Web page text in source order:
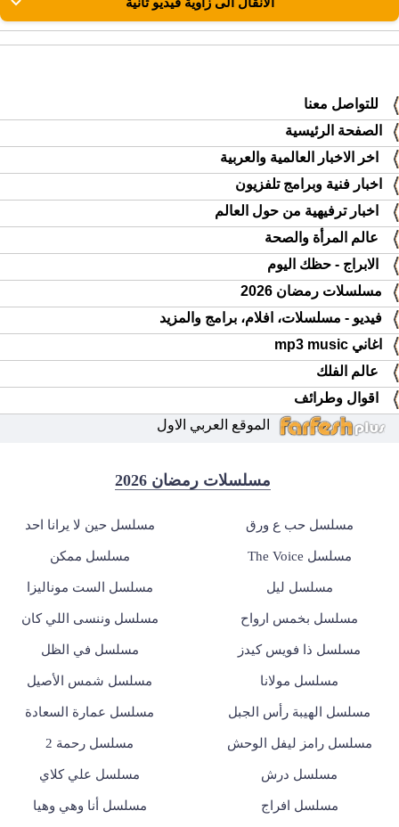
للتواصل معنا
الصفحة الرئيسية
اخر الاخبار العالمية والعربية
اخبار فنية وبرامج تلفزيون
اخبار ترفيهية من حول العالم
عالم المرأة والصحة
الابراج - حظك اليوم
مسلسلات رمضان 2026
فيديو - مسلسلات، افلام، برامج والمزيد
اغاني mp3 music
عالم الفلك
اقوال وطرائف
الموقع العربي الاول
مسلسلات رمضان 2026
مسلسل حب ع ورق مسلسل حين لا يرانا احد
مسلسل The Voice مسلسل ممكن
مسلسل ليل مسلسل الست موناليزا
مسلسل بخمس ارواح مسلسل وننسى اللي كان
مسلسل ذا فويس كيدز مسلسل في الظل
مسلسل مولانا مسلسل شمس الأصيل
مسلسل الهيبة رأس الجبل مسلسل عمارة السعادة
مسلسل رامز ليفل الوحش مسلسل رحمة 2
مسلسل درش مسلسل علي كلاي
مسلسل افراج مسلسل أنا وهي وهيا